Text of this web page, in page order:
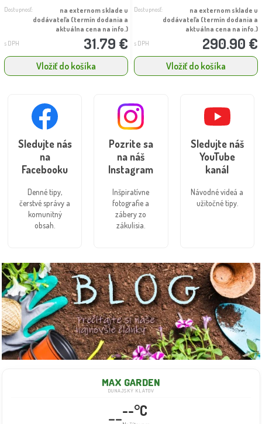
MAX GARDEN
DUNAJSKÝ KLÁTOV
----°C
Dostupnosť:
na externom sklade u
dodávateľa (termín dodania a
aktuálna cena na info.)
s DPH 31.79 €
Vložiť do košíka
Dostupnosť:
na externom sklade u
dodávateľa (termín dodania a
aktuálna cena na info.)
s DPH 290.90 €
Vložiť do košíka
Sledujte nás
na
Facebooku
Denné tipy,
čerstvé správy a
komunitný
obsah.
Pozrite sa
na náš
Instagram
Inšpiratívne
fotografie a
zábery zo
zákulisia.
Sledujte náš
YouTube
kanál
Návodné videá a
užitočné tipy.